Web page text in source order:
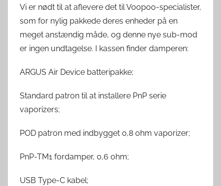
Vi er nødt til at aflevere det til Voopoo-specialister,
som for nylig pakkede deres enheder på en
meget anstændig måde, og denne nye sub-mod
er ingen undtagelse. I kassen finder damperen:
ARGUS Air Device batteripakke;
Standard patron til at installere PnP serie
vaporizers;
POD patron med indbygget 0,8 ohm vaporizer;
PnP-TM1 fordamper, 0,6 ohm;
USB Type-C kabel;